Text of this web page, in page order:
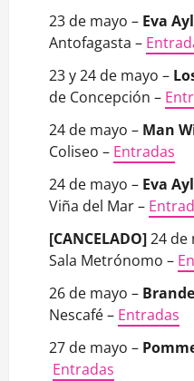
23 de mayo – Eva
Antofagasta –
23 y 24 de mayo –
de Concepción –
24 de mayo – Man
Coliseo – Entradas
24 de mayo – Eva
Viña del Mar –
[CANCELADO]24 de
Sala Metrónomo –
26 de mayo –
Nescafé – Entradas
27 de mayo –
Entradas